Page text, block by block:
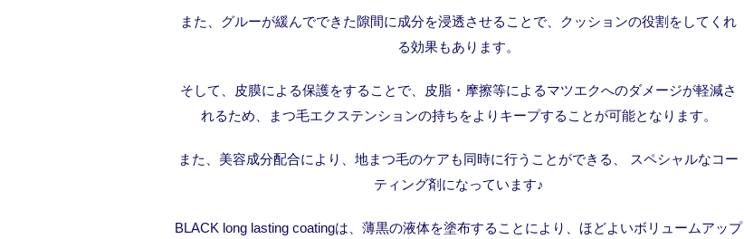
また、グルーが緩んでできた隙間に成分を浸透させることで、クッションの役割をしてくれ
る効果もあります。
そして、皮膜による保護をすることで、皮脂・摩擦等によるマツエクへのダメージが軽減さ
れるため、まつ毛エクステンションの持ちをよりキープすることが可能となります。
また、美容成分配合により、地まつ毛のケアも同時に行うことができる、 スペシャルなコー
ティング剤になっています♪
BLACK long lasting coatingは、薄黒の液体を塗布することにより、ほどよいボリュームアップ